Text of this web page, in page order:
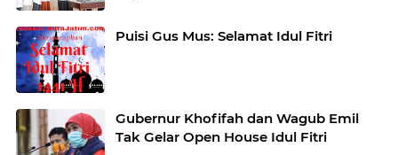
Puisi Gus Mus: Selamat Idul Fitri
Gubernur Khofifah dan Wagub Emil
Tak Gelar Open House Idul Fitri